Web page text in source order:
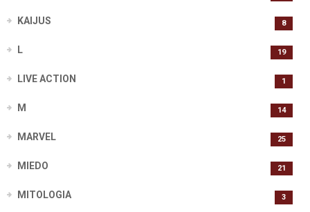
KAIJUS 8
L 19
LIVE ACTION 1
M 14
MARVEL 25
MIEDO 21
MITOLOGIA 3